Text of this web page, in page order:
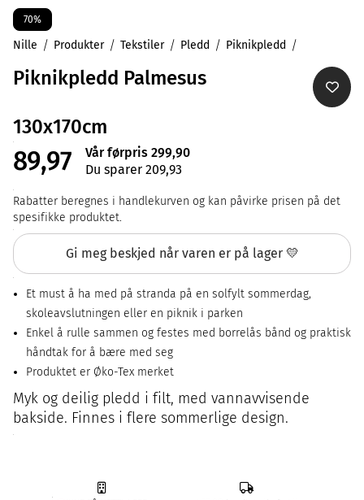
70%
Nille Produkter Tekstiler Pledd Piknikpledd
Piknikpledd Palmesus
130x170cm
89,97
Vår førpris 299,90
Du sparer 209,93
Rabatter beregnes i handlekurven og kan påvirke prisen på det
spesifikke produktet.
Gi meg beskjed når varen er på lager 💛
Et must å ha med på stranda på en solfylt sommerdag,
skoleavslutningen eller en piknik i parken
Enkel å rulle sammen og festes med borrelås bånd og praktisk
håndtak for å bære med seg
Produktet er Øko-Tex merket
Myk og deilig pledd i filt, med vannavvisende
bakside. Finnes i flere sommerlige design.